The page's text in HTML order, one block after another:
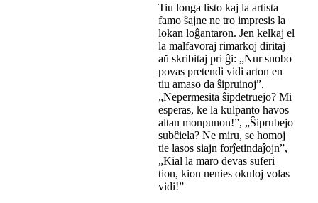
Tiu longa listo kaj la artista
famo ŝajne ne tro impresis la
lokan loĝantaron. Jen kelkaj el
la malfavoraj rimarkoj diritaj
aŭ skribitaj pri ĝi: „Nur snobo
povas pretendi vidi arton en
tiu amaso da ŝipruinoj”,
„Nepermesita ŝipdetruejo? Mi
esperas, ke la kulpanto havos
altan monpunon!”, „Ŝiprubejo
subĉiela? Ne miru, se homoj
tie lasos siajn forĵetindaĵojn”,
„Kial la maro devas suferi
tion, kion nenies okuloj volas
vidi!”